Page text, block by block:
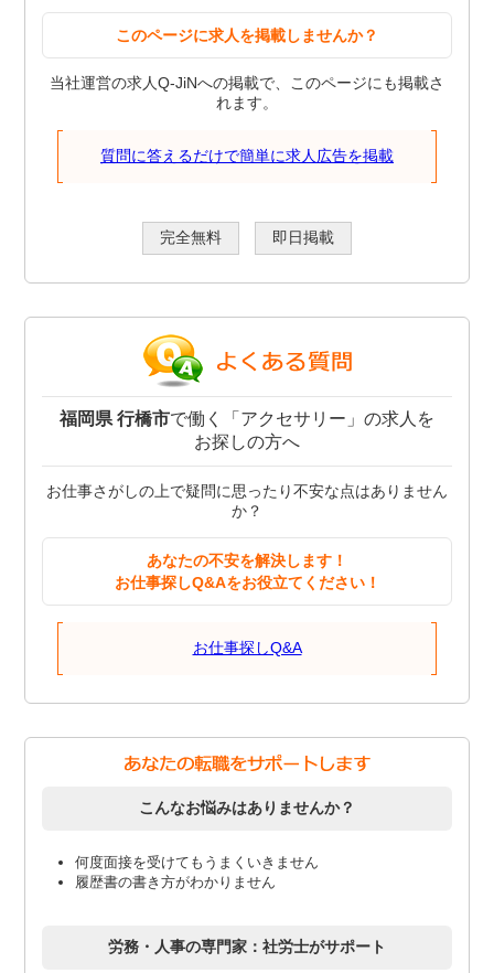
このページに求人を掲載しませんか？
当社運営の求人Q-JiNへの掲載で、このページにも掲載さ
れます。
質問に答えるだけで簡単に求人広告を掲載
完全無料 即日掲載
福岡県 行橋市で働く「アクセサリー」の求人を
お探しの方へ
お仕事さがしの上で疑問に思ったり不安な点はありません
か？
あなたの不安を解決します！
お仕事探しQ&Aをお役立てください！
お仕事探しQ&A
こんなお悩みはありませんか？
何度面接を受けてもうまくいきません
履歴書の書き方がわかりません
労務・人事の専門家：社労士がサポート